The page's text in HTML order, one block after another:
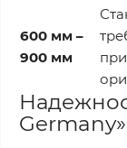
600 мм –
900 мм
Germany»